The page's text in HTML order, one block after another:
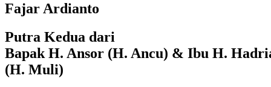
Fajar Ardianto
Putra Kedua dari
Bapak H. Ansor (H. Ancu) & Ibu H.
(H. Muli)